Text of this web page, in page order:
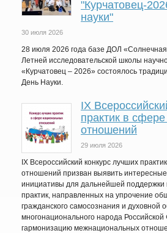
"Курчатовец-
науки"
30 июля 2026
28 июля 2026 года базе ДОЛ
Летней исследовательской школы
«Курчатовец – 2026» состоялось
День Науки.
IХ
практик в
отношений
29 июля 2026
IX Всероссийский конкурс лучших
отношений призван выявить
инициативы для дальнейшей
практик, направленных на упрочение
гражданского самосознания и духовной
многонационального народа
гармонизацию межнациональных